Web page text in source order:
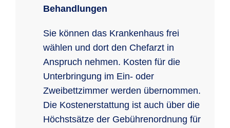
Behandlungen
Sie können das Krankenhaus frei
wählen und dort den Chefarzt in
Anspruch nehmen. Kosten für die
Unterbringung im Ein- oder
Zweibettzimmer werden übernommen.
Die Kostenerstattung ist auch über die
Höchstsätze der Gebührenordnung für